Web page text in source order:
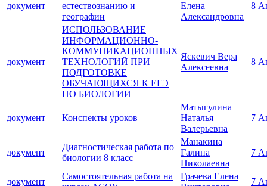
документ
естествознанию и
географии
Елена
Александровна
8
документ
ИСПОЛЬЗОВАНИЕ
ИНФОРМАЦИОННО-
КОММУНИКАЦИОННЫХ
ТЕХНОЛОГИЙ ПРИ
ПОДГОТОВКЕ
ОБУЧАЮЩИХСЯ К ЕГЭ
ПО БИОЛОГИИ
Яскевич Вера
Алексеевна
8
документ Конспекты уроков
Матыгулина
Наталья
Валерьевна
7
документ
Диагностическая работа по
биологии 8 класс
Манакина
Галина
Николаевна
7
документ
Самостоятельная работа на
Грачева Елена
7